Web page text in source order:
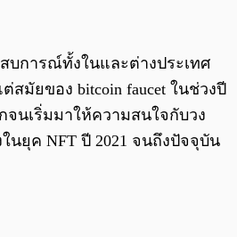
บการณ์ทั้งในและต่างประเทศ
สมัยของ bitcoin faucet ในช่วงปี
จนเริ่มมาให้ความสนใจกับวง
นยุค NFT ปี 2021 จนถึงปัจจุบัน